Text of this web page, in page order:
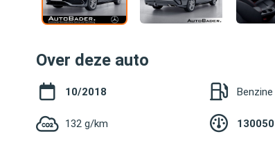
Over deze auto
10/2018 Benzine
132 g/km 130050